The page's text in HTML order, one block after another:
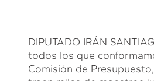
DIPUTADO IRÁN
todos los que
Comisión de